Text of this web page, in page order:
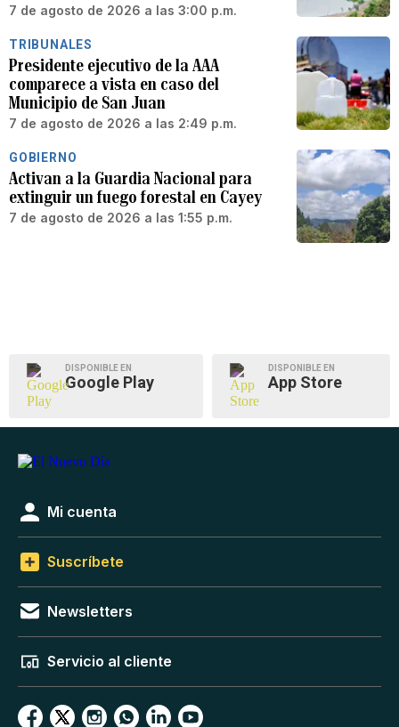
7 de agosto de 2026 a las 3:00 p.m.
TRIBUNALES
Presidente ejecutivo de la AAA
comparece a vista en caso del
Municipio de San Juan
7 de agosto de 2026 a las 2:49 p.m.
GOBIERNO
Activan a la Guardia Nacional para
extinguir un fuego forestal en Cayey
7 de agosto de 2026 a las 1:55 p.m.
DISPONIBLE EN
Google Play
DISPONIBLE EN
App Store
Mi cuenta
Suscríbete
Newsletters
Servicio al cliente